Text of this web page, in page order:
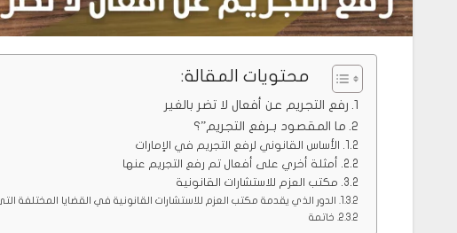
محتويات المقالة:
رفع التجريم عن أفعال لا تضر بالغير
ما المقصود بـرفع التجريم”؟
الأساس القانوني لرفع التجريم في الإمارات
أمثلة أخري على أفعال تم رفع التجريم عنها
مكتب العزم للاستشارات القانونية
الدور الذي يقدمة مكتب العزم للاستشارات القانونية في القضايا المختلفة
خاتمة